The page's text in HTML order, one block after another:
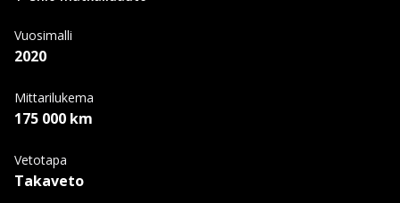
Vuosimalli
2020
Mittarilukema
175 000 km
Vetotapa
Takaveto